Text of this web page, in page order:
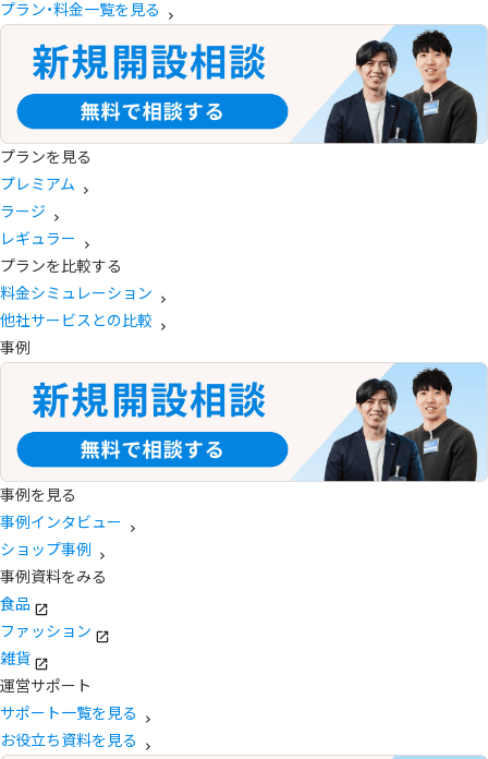
プラン・料金一覧を見る
プランを見る
プレミアム
ラージ
レギュラー
プランを比較する
料金シミュレーション
他社サービスとの比較
事例
事例を見る
事例インタビュー
ショップ事例
事例資料をみる
食品
ファッション
雑貨
運営サポート
サポート一覧を見る
お役立ち資料を見る